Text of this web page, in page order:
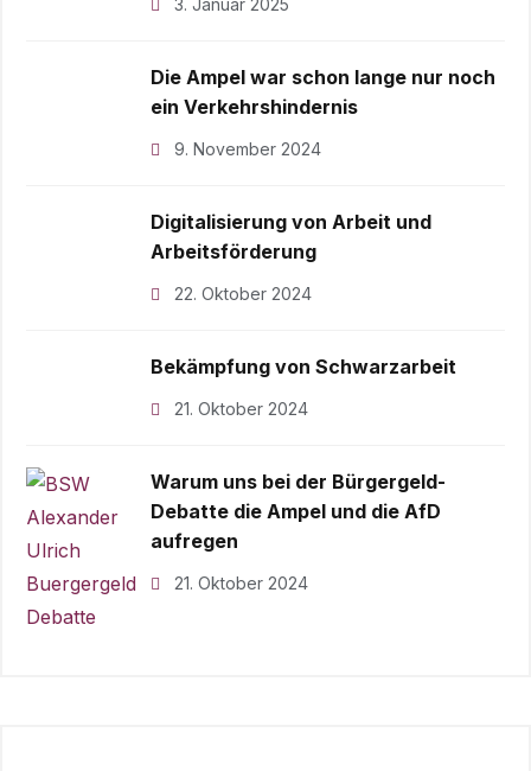
3. Januar 2025
Die Ampel war schon lange nur noch
ein Verkehrshindernis
9. November 2024
Digitalisierung von Arbeit und
Arbeitsförderung
22. Oktober 2024
Bekämpfung von Schwarzarbeit
21. Oktober 2024
Warum uns bei der Bürgergeld-
Debatte die Ampel und die AfD
aufregen
21. Oktober 2024